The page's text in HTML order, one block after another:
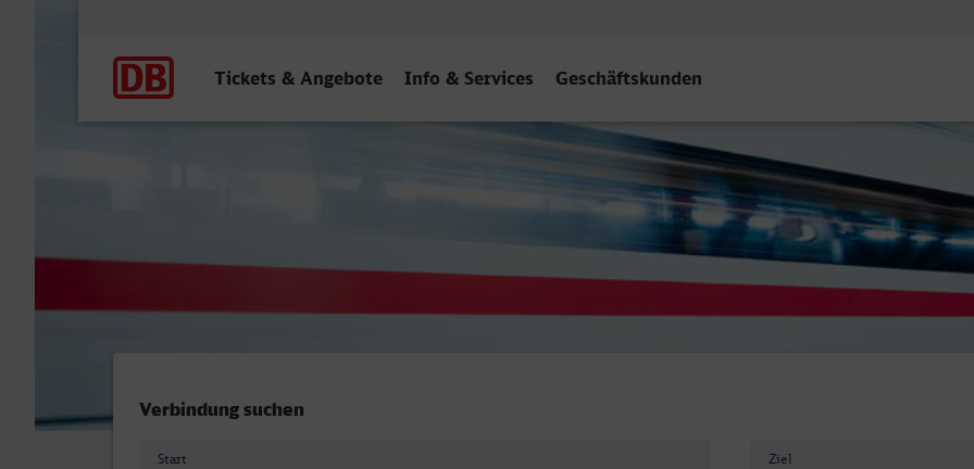
Tickets & Angebote Info & Services Geschäftskunden
Freiburg (Breisgau) Hbf - Ludwigsburg
Verbindung suchen
Start Ziel